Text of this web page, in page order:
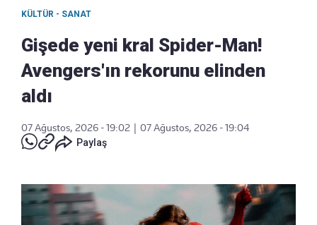
KÜLTÜR - SANAT
Gişede yeni kral Spider-Man!
Avengers'ın rekorunu elinden
aldı
07 Ağustos, 2026 - 19:02
07 Ağustos, 2026 - 19:04
Paylaş